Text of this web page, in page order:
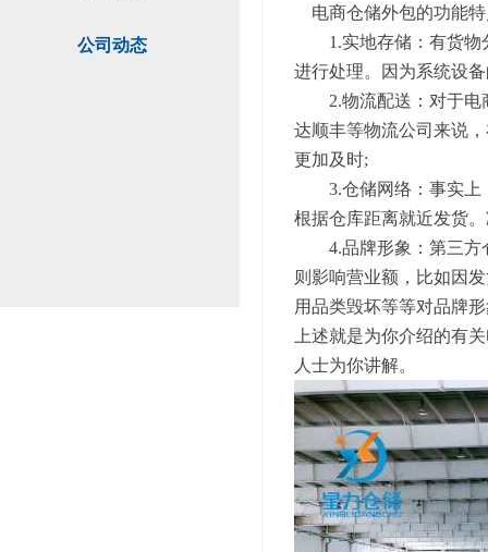
公司动态
电商仓储外包的功能特
1.实地存储：有货物分
进行处理。因为系统设
2.物流配送：对于电商
达顺丰等物流公司来说
更加及时;
3.仓储网络：事实上，
根据仓库距离就近发货
4.品牌形象：第三方仓
则影响营业额，比如因
用品类毁坏等等对品牌
上述就是为你介绍的有
人士为你讲解。